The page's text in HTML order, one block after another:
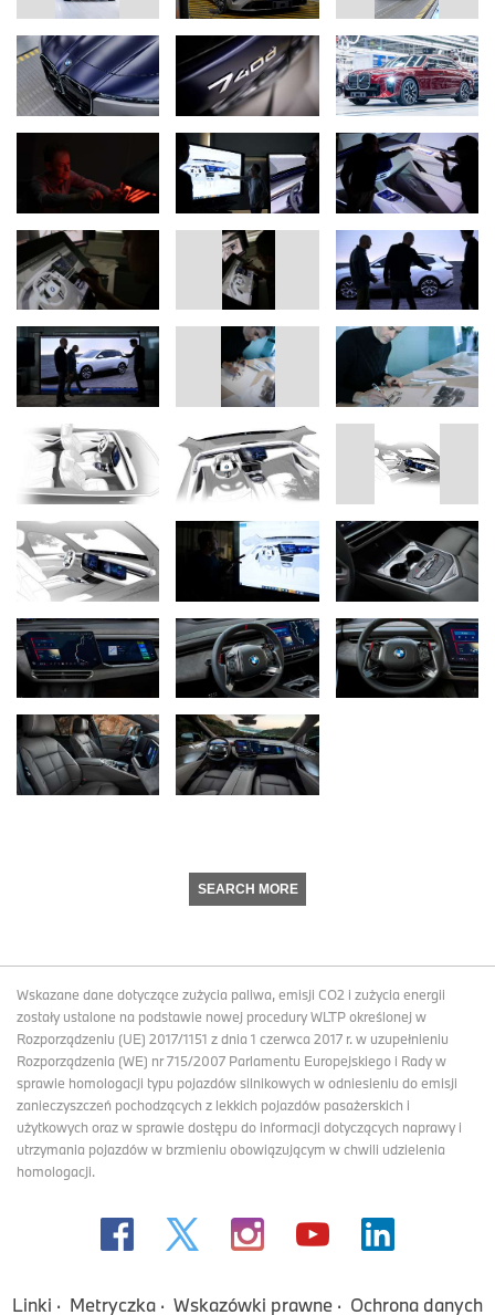
SEARCH MORE
Wskazane dane dotyczące zużycia paliwa, emisji CO2 i zużycia energii
zostały ustalone na podstawie nowej procedury WLTP określonej w
Rozporządzeniu (UE) 2017/1151 z dnia 1 czerwca 2017 r. w uzupełnieniu
Rozporządzenia (WE) nr 715/2007 Parlamentu Europejskiego i Rady w
sprawie homologacji typu pojazdów silnikowych w odniesieniu do emisji
zanieczyszczeń pochodzących z lekkich pojazdów pasażerskich i
użytkowych oraz w sprawie dostępu do informacji dotyczących naprawy i
utrzymania pojazdów w brzmieniu obowiązującym w chwili udzielenia
homologacji.
Linki Metryczka Wskazówki prawne Ochrona danych